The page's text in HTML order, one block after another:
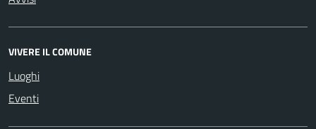
VIVERE IL COMUNE
Luoghi
Eventi